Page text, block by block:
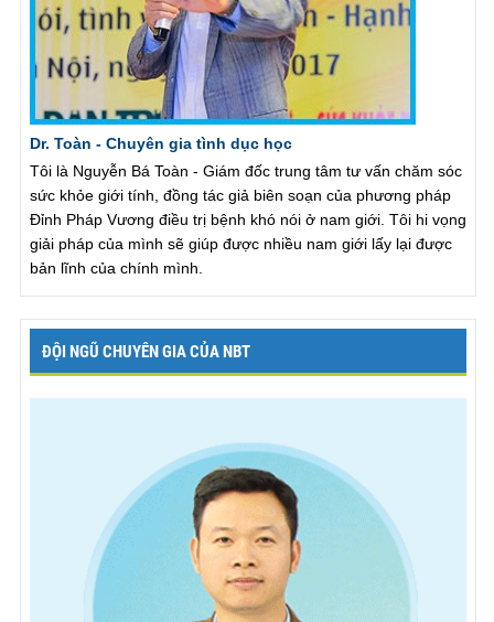
Dr. Toàn - Chuyên gia tình dục học
Tôi là Nguyễn Bá Toàn - Giám đốc trung tâm tư vấn chăm sóc
sức khỏe giới tính, đồng tác giả biên soạn của phương pháp
Đỉnh Pháp Vương điều trị bệnh khó nói ở nam giới. Tôi hi vọng
giải pháp của mình sẽ giúp được nhiều nam giới lấy lại được
bản lĩnh của chính mình.
ĐỘI NGŨ CHUYÊN GIA CỦA NBT